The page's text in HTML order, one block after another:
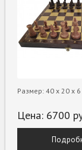
Размер: 40 х 20 х 6
Цена: 6700